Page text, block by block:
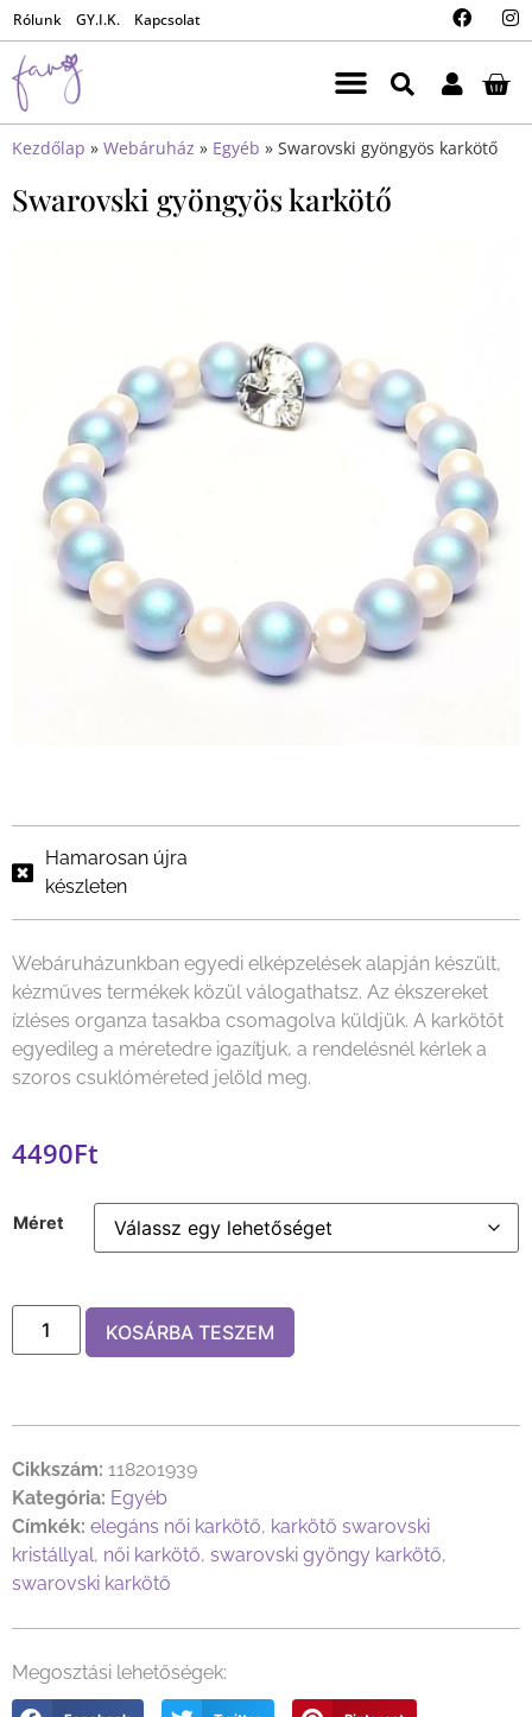
Rólunk GY.I.K. Kapcsolat
Kezdőlap » Webáruház » Egyéb » Swarovski gyöngyös karkötő
Swarovski gyöngyös karkötő
Hamarosan újra
készleten
Webáruházunkban egyedi elképzelések alapján készült,
kézműves termékek közül válogathatsz. Az ékszereket
ízléses organza tasakba csomagolva küldjük. A karkötőt
egyedileg a méretedre igazítjuk, a rendelésnél kérlek a
szoros csuklóméreted jelöld meg.
4490Ft
Méret
KOSÁRBA TESZEM
Cikkszám: 118201939
Kategória: Egyéb
Címkék: elegáns női karkötő, karkötő swarovski
kristállyal, női karkötő, swarovski gyöngy karkötő,
swarovski karkötő
Megosztási lehetőségek: